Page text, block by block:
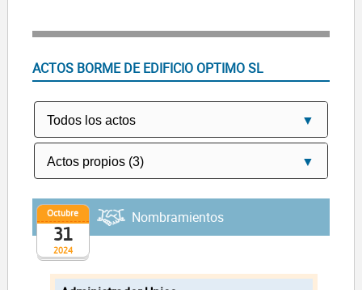
ACTOS BORME DE EDIFICIO OPTIMO SL
2024
Octubre
31
Nombramientos